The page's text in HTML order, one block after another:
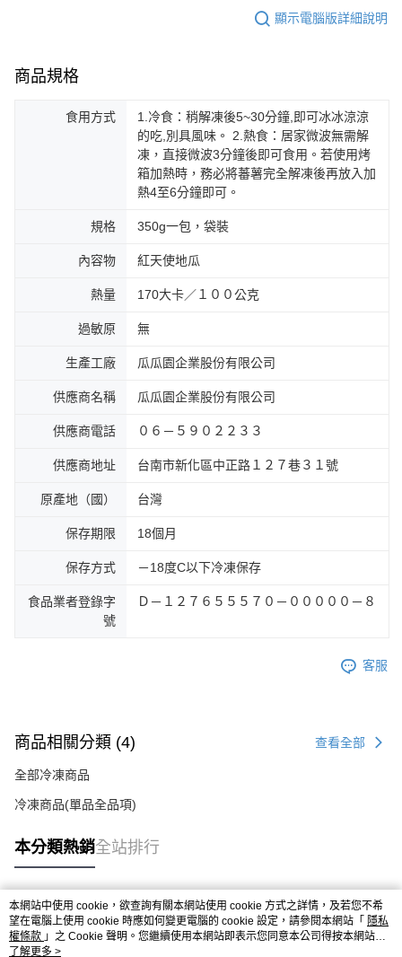
顯示電腦版詳細說明
商品規格
食用方式
1.冷食：稍解凍後5~30分鐘,即可冰冰涼涼
的吃,別具風味。 2.熱食：居家微波無需解
凍，直接微波3分鐘後即可食用。若使用烤
箱加熱時，務必將蕃薯完全解凍後再放入加
熱4至6分鐘即可。
規格 350g一包，袋裝
內容物 紅天使地瓜
熱量 170大卡／１００公克
過敏原 無
生產工廠 瓜瓜園企業股份有限公司
供應商名稱 瓜瓜園企業股份有限公司
供應商電話 ０６－５９０２２３３
供應商地址 台南市新化區中正路１２７巷３１號
原產地（國） 台灣
保存期限 18個月
保存方式 －18度C以下冷凍保存
食品業者登錄字
號
Ｄ－１２７６５５５７０－０００００－８
客服
商品相關分類 (4) 查看全部
全部冷凍商品
冷凍商品(單品全品項)
本分類熱銷全站排行
熱門標籤
本網站中使用 cookie，欲查詢有關本網站使用 cookie 方式之詳情，及若您不希
望在電腦上使用 cookie 時應如何變更電腦的 cookie 設定，請參閱本網站「 隱私
權條款 」之 Cookie 聲明。您繼續使用本網站即表示您同意本公司得按本網站使
用條款之 Cookie 聲明使用 cookie。
了解更多 >